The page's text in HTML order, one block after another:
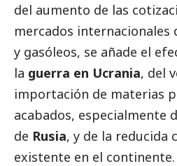
del aumento de las
mercados internacionales
y gasóleos, se añade el
la guerra en Ucrania, del
importación de materias
acabados, especialmente
de Rusia, y de la reducida
existente en el continente.